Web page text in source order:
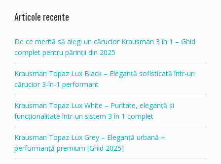
Articole recente
De ce merită să alegi un cărucior Krausman 3 în 1 – Ghid
complet pentru părinții din 2025
Krausman Topaz Lux Black – Eleganță sofisticată într-un
cărucior 3-în-1 performant
Krausman Topaz Lux White – Puritate, eleganță și
funcționalitate într-un sistem 3 în 1 complet
Krausman Topaz Lux Grey – Eleganță urbană +
performanță premium [Ghid 2025]